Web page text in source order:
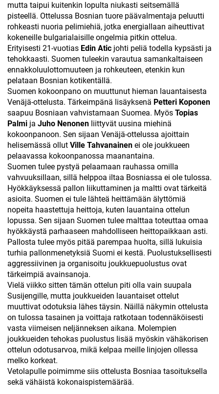
mutta taipui kuitenkin lopulta niukasti seitsemällä
pisteellä. Ottelussa Bosnian tuore päävalmentaja peluutti
rohkeasti nuoria pelimiehiä, jotka energiallaan aiheuttivat
kokeneille bulgarialaisille ongelmia pitkin ottelua.
Erityisesti 21-vuotias Edin Atic johti peliä todella kypsästi ja
tehokkaasti. Suomen tuleekin varautua samankaltaiseen
ennakkoluulottomuuteen ja rohkeuteen, etenkin kun
pelataan Bosnian kotikentällä.
Suomen kokoonpano on muuttunut hieman lauantaisesta
Venäjä-ottelusta. Tärkeimpänä lisäyksenä Petteri Koponen
saapuu Bosniaan vahvistamaan Suomea. Myös Topias
Palmi ja Juho Nenonen liittyvät uusina miehinä
kokoonpanoon. Sen sijaan Venäjä-ottelussa ajoittain
helisemässä ollut Ville Tahvanainen ei ole joukkueen
pelaavassa kokoonpanossa maanantaina.
Suomen tulee pystyä pelaamaan rauhassa omilla
vahvuuksillaan, sillä helppoa iltaa Bosniassa ei ole tulossa.
Hyökkäyksessä pallon liikuttaminen ja maltti ovat tärkeitä
asioita. Suomen ei tule lähteä heittämään älyttömiä
nopeita haastettuja heittoja, kuten lauantaina ottelun
lopussa. Sen sijaan Suomen tulee malttaa toteuttaa omaa
hyökkäystä parhaaseen mahdolliseen heittopaikkaan asti.
Pallosta tulee myös pitää parempaa huolta, sillä lukuisia
turhia pallonmenetyksiä Suomi ei kestä. Puolustuksellisesti
aggressiivinen ja organisoitu joukkuepuolustus ovat
tärkeimpiä avainsanoja.
Vielä viikko sitten tämän ottelun piti olla vain suupala
Susijengille, mutta joukkueiden lauantaiset ottelut
muuttivat odotuksia lähes täysin. Näillä näkymin ottelusta
on tulossa tasainen ja voittaja ratkotaan todennäköisesti
vasta viimeisen neljänneksen aikana. Molempien
joukkueiden tehokas puolustus lisää myöskin vähäkorisen
ottelun odotusarvoa, mikä kelpaa meille linjojen ollessa
melko korkeat.
Vetolapulle poimimme siis ottelusta Bosniaa tasoituksella
sekä vähäistä kokonaispistemäärää.